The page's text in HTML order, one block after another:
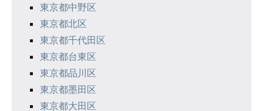
東京都中野区
東京都北区
東京都千代田区
東京都台東区
東京都品川区
東京都墨田区
東京都大田区